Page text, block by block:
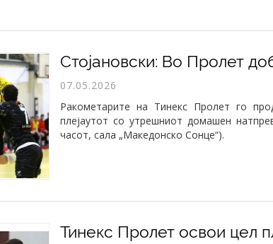
07.05.2026
Ракометарите на Тинекс Пролет го
плејаутот со утрешниот домашен
часот, сала „Македонско Сонце“).
​Тинекс Пролет освои цел